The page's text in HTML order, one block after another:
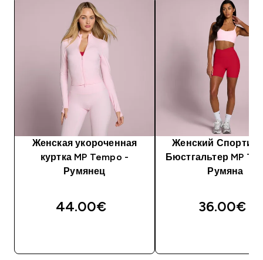
Женская укороченная
куртка MP Tempo -
Румянец
44.00€‎
Женский
Бюстгальтер MP
Румяна
36.00€‎